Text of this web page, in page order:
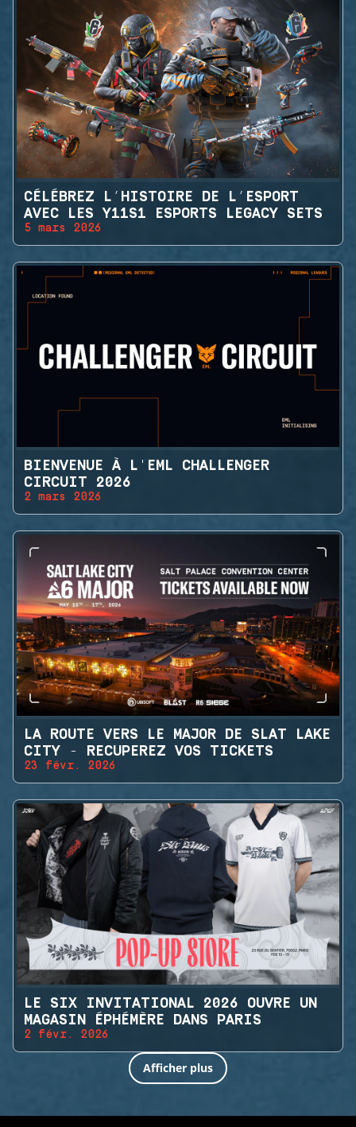
CÉLÉBREZ L’HISTOIRE DE L’ESPORT
AVEC LES Y11S1 ESPORTS LEGACY SETS
5 mars 2026
BIENVENUE À L'EML CHALLENGER
CIRCUIT 2026
2 mars 2026
LA ROUTE VERS LE MAJOR DE SLAT LAKE
CITY - RECUPEREZ VOS TICKETS
23 févr. 2026
LE SIX INVITATIONAL 2026 OUVRE UN
MAGASIN ÉPHÉMÈRE DANS PARIS
2 févr. 2026
Afficher plus